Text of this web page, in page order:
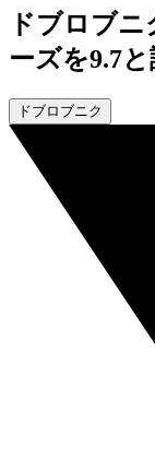
ドブロブ
ーズを9.7
ドブロブニク